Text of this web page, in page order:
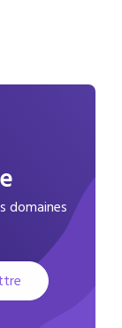
domaines